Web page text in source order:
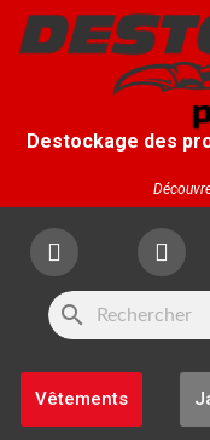
Destockage des
search
Vêtements